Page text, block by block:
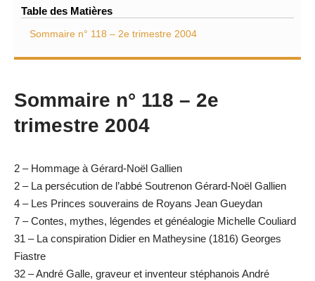
Table des Matières
Sommaire n° 118 – 2e trimestre 2004
Sommaire n° 118 – 2e
trimestre 2004
2 – Hommage à Gérard-Noël Gallien
2 – La persécution de l’abbé Soutrenon Gérard-Noël Gallien
4 – Les Princes souverains de Royans Jean Gueydan
7 – Contes, mythes, légendes et généalogie Michelle Couliard
31 – La conspiration Didier en Matheysine (1816) Georges
Fiastre
32 – André Galle, graveur et inventeur stéphanois André